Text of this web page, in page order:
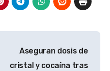
Aseguran dosis de
cristal y cocaína tras